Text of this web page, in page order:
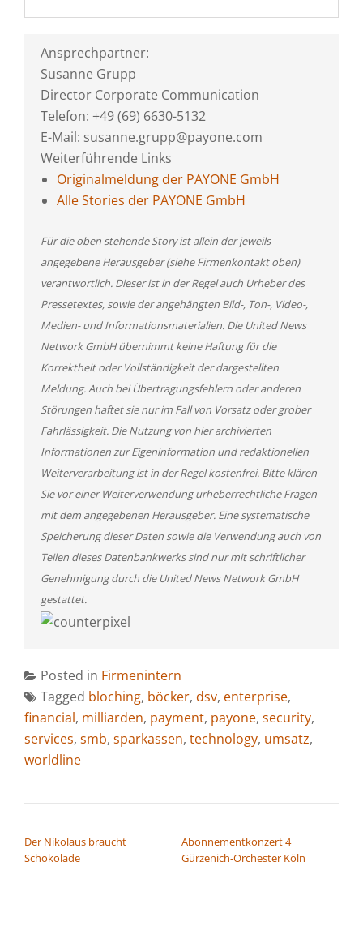
Ansprechpartner:
Susanne Grupp
Director Corporate Communication
Telefon: +49 (69) 6630-5132
E-Mail: susanne.grupp@payone.com
Weiterführende Links
Originalmeldung der PAYONE GmbH
Alle Stories der PAYONE GmbH
Für die oben stehende Story ist allein der jeweils
angegebene Herausgeber (siehe Firmenkontakt oben)
verantwortlich. Dieser ist in der Regel auch Urheber des
Pressetextes, sowie der angehängten Bild-, Ton-, Video-,
Medien- und Informationsmaterialien. Die United News
Network GmbH übernimmt keine Haftung für die
Korrektheit oder Vollständigkeit der dargestellten
Meldung. Auch bei Übertragungsfehlern oder anderen
Störungen haftet sie nur im Fall von Vorsatz oder grober
Fahrlässigkeit. Die Nutzung von hier archivierten
Informationen zur Eigeninformation und redaktionellen
Weiterverarbeitung ist in der Regel kostenfrei. Bitte klären
Sie vor einer Weiterverwendung urheberrechtliche Fragen
mit dem angegebenen Herausgeber. Eine systematische
Speicherung dieser Daten sowie die Verwendung auch von
Teilen dieses Datenbankwerks sind nur mit schriftlicher
Genehmigung durch die United News Network GmbH
gestattet.
Posted in Firmenintern
Tagged bloching, böcker, dsv, enterprise,
financial, milliarden, payment, payone, security,
services, smb, sparkassen, technology, umsatz,
worldline
Der Nikolaus braucht
Schokolade
Abonnementkonzert 4
Gürzenich-Orchester Köln